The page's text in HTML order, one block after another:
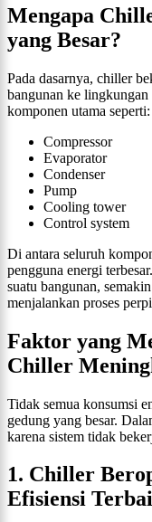
Mengapa
yang Besar?
Pada dasarnya, chiller
bangunan ke
komponen utama seperti:
Compressor
Evaporator
Condenser
Pump
Cooling tower
Control system
Di antara seluruh
pengguna energi
suatu bangunan,
menjalankan proses
Faktor yang
Chiller
Tidak semua konsumsi
gedung yang besar.
karena sistem tidak
1. Chiller
Efisiensi